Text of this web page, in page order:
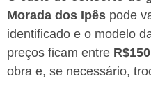
Morada dos Ipês pode
identificado e o modelo
preços ficam entre
obra e, se necessário,